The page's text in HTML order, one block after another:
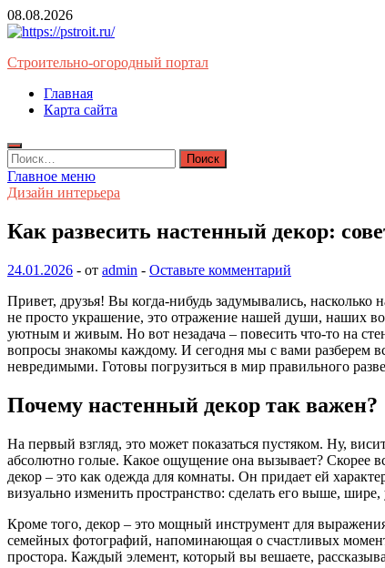
Перейти
к
08.08.2026
Строительно-огородный портал
Главная
Карта сайта
Найти:
Главное меню
Дизайн интерьера
Как развесить настенный декор:
24.01.2026 - от admin - Оставьте комментарий
Привет, друзья! Вы когда-нибудь задумывались,
не просто украшение, это отражение нашей души, наших
уютным и живым. Но вот незадача – повесить что-то на
вопросы знакомы каждому. И сегодня мы с вами разберем
невредимыми. Готовы погрузиться в мир правильного
Почему настенный декор так важен?
На первый взгляд, это может показаться пустяком. Ну,
абсолютно голые. Какое ощущение она вызывает? Скорее
декор – это как одежда для комнаты. Он придает ей
визуально изменить пространство: сделать его выше,
Кроме того, декор – это мощный инструмент для
семейных фотографий, напоминающая о счастливых
простора. Каждый элемент, который вы вешаете,